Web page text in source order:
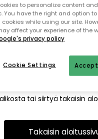
etsimääsi
johtua siitä, että sivua ei
muualle.
tai siirtyä takaisin
Takaisin
to personalize content
You have the right and option
while using our site.
affect your experience of the
privacy policy
Cookie Settings